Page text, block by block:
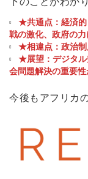
★共通点：経済的
戦の激化、政府の
★相違点：政治制
★展望：デジタル
会問題解決の重要性
今後もアフリカ